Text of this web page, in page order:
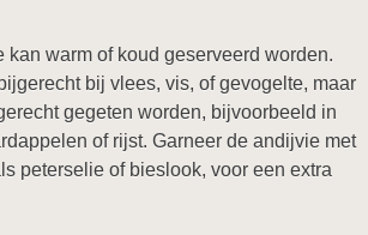
kan warm of koud geserveerd worden.
bij vlees, vis, of gevogelte, maar
gegeten worden, bijvoorbeeld in
of rijst. Garneer de andijvie met
peterselie of bieslook, voor een extra